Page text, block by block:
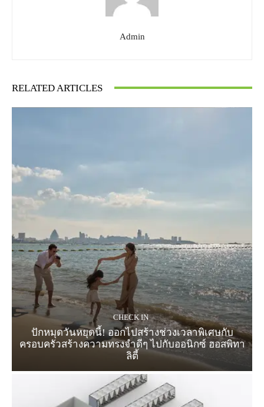
Admin
RELATED ARTICLES
CHECK IN
ปักหมุดวันหยุดนี้! ออกไปสร้างช่วงเวลาพิเศษกับ
ครอบครัวสร้างความทรงจำดีๆ ไปกับออนิกซ์ ฮอสพิทา
ลิตี้